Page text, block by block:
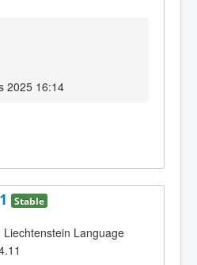
2025 16:14
Stable
Language